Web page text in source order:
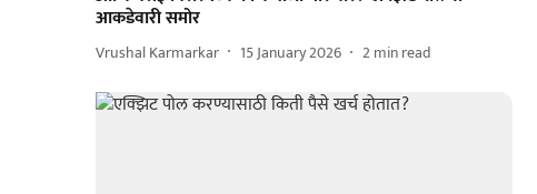
आकडेवारी समोर
Vrushal Karmarkar 15 January 2026 2min read